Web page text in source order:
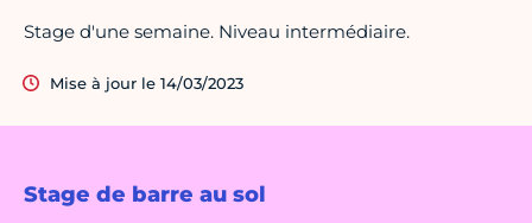
Stage de barre au sol
Stage d'une semaine. Niveau intermédiaire.
Mise à jour le 14/03/2023